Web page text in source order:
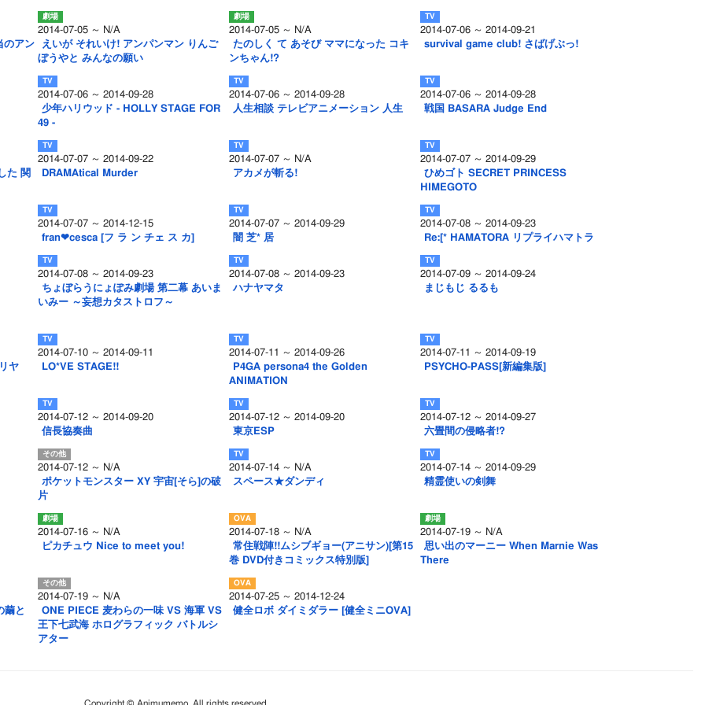
のアン
2014-07-05 ～ N/A
えいが それいけ! アンパンマン りんご
ぼうやと みんなの願い
2014-07-05 ～ N/A
たのしく て あそび ママになった コキ
ンちゃん!?
2014-07-06 ～ 2014-09-21
survival game club! さばげぶっ!
2014-07-06 ～ 2014-09-28
少年ハリウッド - HOLLY STAGE FOR
49 -
2014-07-06 ～ 2014-09-28
人生相談 テレビアニメーション 人生
2014-07-06 ～ 2014-09-28
戦国 BASARA Judge End
た 関
2014-07-07 ～ 2014-09-22
DRAMAtical Murder
2014-07-07 ～ N/A
アカメが斬る!
2014-07-07 ～ 2014-09-29
ひめゴト SECRET PRINCESS
HIMEGOTO
2014-07-07 ～ 2014-12-15
fran❤cesca [フ ラ ン チェ ス カ]
2014-07-07 ～ 2014-09-29
闇 芝* 居
2014-07-08 ～ 2014-09-23
Re:[* HAMATORA リプライハマトラ
2014-07-08 ～ 2014-09-23
ちょぼらうにょぽみ劇場 第二幕 あいま
いみー ～妄想カタストロフ～
2014-07-08 ～ 2014-09-23
ハナヤマタ
2014-07-09 ～ 2014-09-24
まじもじ るるも
ヤ
2014-07-10 ～ 2014-09-11
LO*VE STAGE!!
2014-07-11 ～ 2014-09-26
P4GA persona4 the Golden
ANIMATION
2014-07-11 ～ 2014-09-19
PSYCHO-PASS[新編集版]
2014-07-12 ～ 2014-09-20
信長協奏曲
2014-07-12 ～ 2014-09-20
東京ESP
2014-07-12 ～ 2014-09-27
六畳間の侵略者!?
2014-07-12 ～ N/A
ポケットモンスター XY 宇宙[そら]の破
片
2014-07-14 ～ N/A
スペース★ダンディ
2014-07-14 ～ 2014-09-29
精霊使いの剣舞
2014-07-16 ～ N/A
ピカチュウ Nice to meet you!
2014-07-18 ～ N/A
常住戦陣!!ムシブギョー(アニサン)[第15
巻 DVD付きコミックス特別版]
2014-07-19 ～ N/A
思い出のマーニー When Marnie Was
There
繭と
2014-07-19 ～ N/A
ONE PIECE 麦わらの一味 VS 海軍 VS
王下七武海 ホログラフィック バトルシ
アター
2014-07-25 ～ 2014-12-24
健全ロボ ダイミダラー [健全ミニOVA]